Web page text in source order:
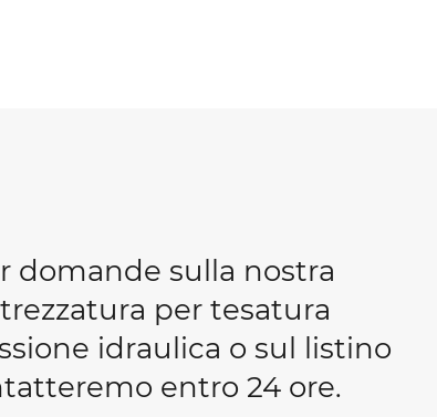
domande sulla nostra
per tesatura
idraulica o sul listino
entro 24 ore.